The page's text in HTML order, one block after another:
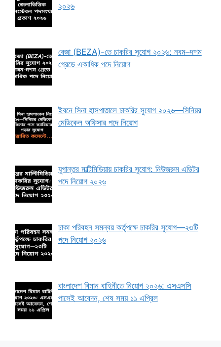
২০২৬
বেজা (BEZA)-তে চাকরির সুযোগ ২০২৬: নবম–দশম
গ্রেডে একাধিক পদে নিয়োগ
ইবনে সিনা হাসপাতালে চাকরির সুযোগ ২০২৬—সিনিয়র
মেডিকেল অফিসার পদে নিয়োগ
যুগান্তর মাল্টিমিডিয়ায় চাকরির সুযোগ: নিউজরুম এডিটর
পদে নিয়োগ ২০২৬
ঢাকা পরিবহন সমন্বয় কর্তৃপক্ষে চাকরির সুযোগ—২৩টি
পদে নিয়োগ ২০২৬
বাংলাদেশ বিমান বাহিনীতে নিয়োগ ২০২৬: এসএসসি
পাসেই আবেদন, শেষ সময় ১১ এপ্রিল